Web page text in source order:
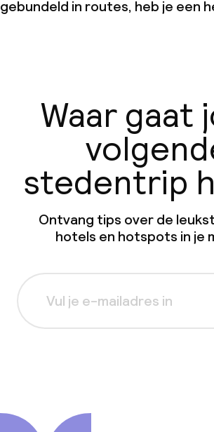
gebundeld in routes, heb je een
Waar gaat
stedentrip
Ontvang tips over de
hotels en hotspots in je